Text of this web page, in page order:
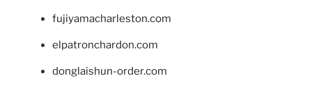
fujiyamacharleston.com
elpatronchardon.com
donglaishun-order.com